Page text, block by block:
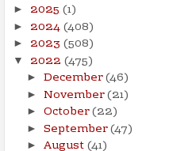
► 2025 (1)
► 2024(408)
► 2023 (508)
▼ 2022 (475)
► December(46)
► November(21)
► October(22)
► September(47)
► August(41)